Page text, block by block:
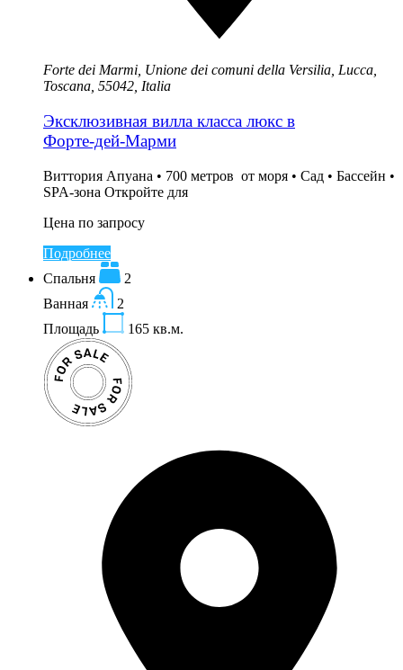
Forte dei Marmi, Unione dei comuni della Versilia, Lucca,
Toscana, 55042, Italia
Эксклюзивная вилла класса люкс в
Форте‑дей‑Марми
Виттория Апуана • 700 метров от моря • Сад • Бассейн •
SPA‑зона Откройте для
Цена по запросу
Подробнее
Спальня
2
Ванная
2
Площадь
165 кв.м.